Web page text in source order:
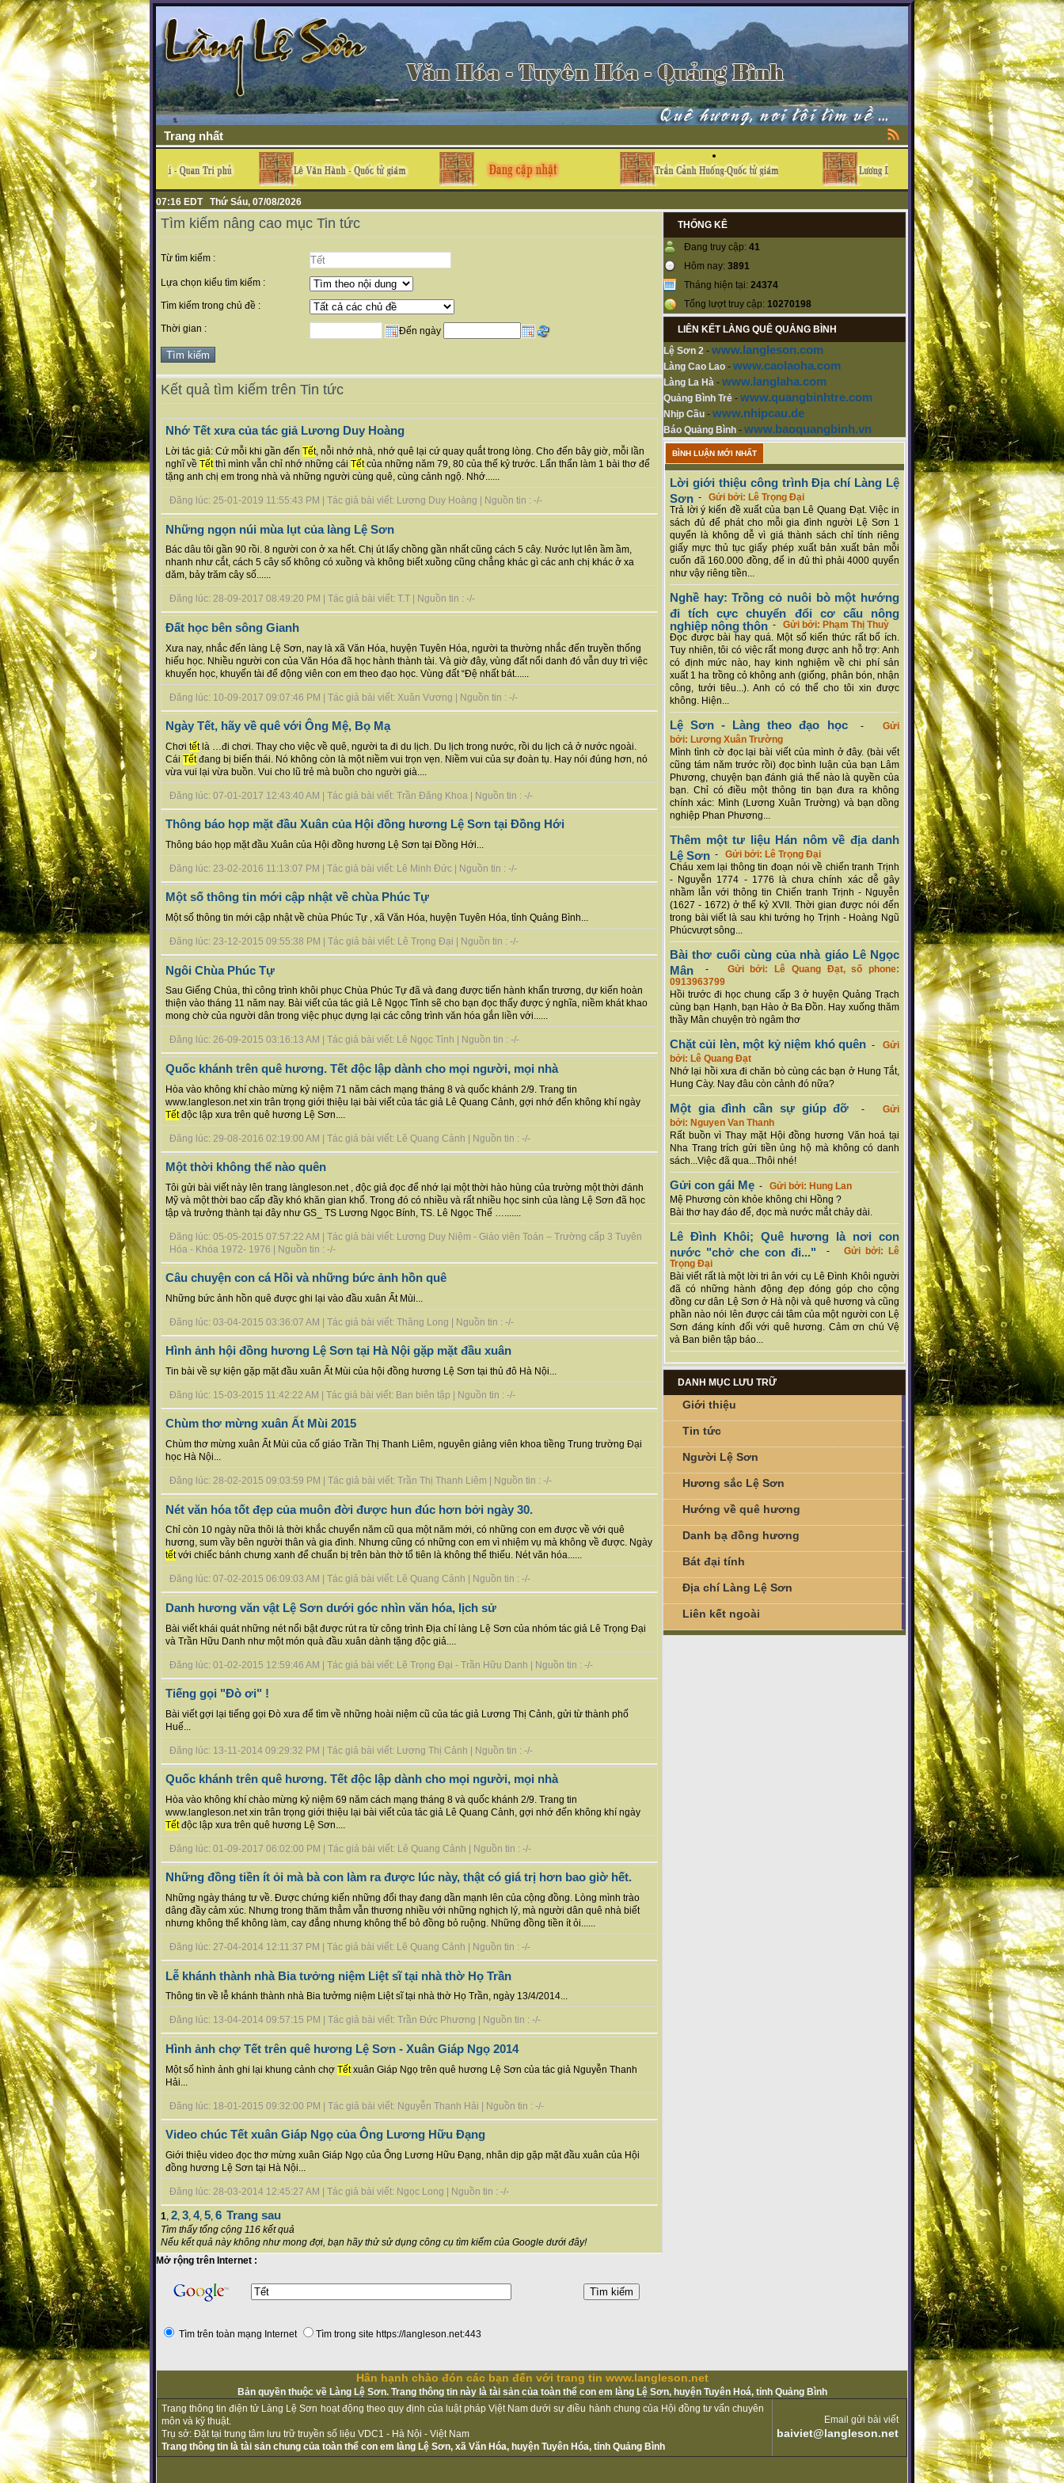
Trang nhất
07:16 EDT Thứ Sáu, 07/08/2026
Tìm kiếm nâng cao mục Tin tức
Từ tìm kiếm :
Lựa chọn kiểu tìm kiếm :
Tìm kiếm trong chủ đề :
Thời gian : Đến ngày
Kết quả tìm kiếm trên Tin tức
Nhớ Tết xưa của tác giả Lương Duy Hoàng
Lời tác giả: Cứ mỗi khi gần đến Tết, nỗi nhớ nhà, nhớ quê lại cứ quay quắt trong lòng. Cho đến bây giờ, mỗi lần
nghĩ về Tếtthì mình vẫn chỉ nhớ những cái Tếtcủa những năm 79, 80 của thế kỷ trước. Lẩn thẩn làm 1 bài thơ để
tặng anh chị em trong nhà và những người cùng quê, cùng cảnh ngộ. Nhớ......
Đăng lúc: 25-01-2019 11:55:43 PM | Tác giả bài viết: Lương Duy Hoàng | Nguồn tin : -/-
Những ngọn núi mùa lụt của làng Lệ Sơn
Bác dâu tôi gần 90 rồi. 8 người con ở xa hết. Chị út lấy chồng gần nhất cũng cách 5 cây. Nước lụt lên ầm ầm,
nhanh như cắt, cách 5 cây số không có xuồng và không biết xuồng cũng chẳng khác gì các anh chị khác ở xa
dăm, bảy trăm cây số......
Đăng lúc: 28-09-2017 08:49:20 PM | Tác giả bài viết: T.T | Nguồn tin : -/-
Đất học bên sông Gianh
Xưa nay, nhắc đến làng Lệ Sơn, nay là xã Văn Hóa, huyện Tuyên Hóa, người ta thường nhắc đến truyền thống
hiếu học. Nhiều người con của Văn Hóa đã học hành thành tài. Và giờ đây, vùng đất nổi danh đó vẫn duy trì việc
khuyến học, khuyến tài để động viên con em theo đạo học. Vùng đất “Đệ nhất bát......
Đăng lúc: 10-09-2017 09:07:46 PM | Tác giả bài viết: Xuân Vương | Nguồn tin : -/-
Ngày Tết, hãy về quê với Ông Mệ, Bọ Mạ
Chơi tết là …đi chơi. Thay cho việc về quê, người ta đi du lịch. Du lịch trong nước, rồi du lịch cả ở nước ngoài.
Cái Tết đang bị biến thái. Nó không còn là một niềm vui trọn vẹn. Niềm vui của sự đoàn tụ. Hay nói đúng hơn, nó
vừa vui lại vừa buồn. Vui cho lũ trẻ mà buồn cho người già....
Đăng lúc: 07-01-2017 12:43:40 AM | Tác giả bài viết: Trần Đăng Khoa | Nguồn tin : -/-
Thông báo họp mặt đầu Xuân của Hội đồng hương Lệ Sơn tại Đồng Hới
Thông báo họp mặt đầu Xuân của Hội đồng hương Lệ Sơn tại Đồng Hới...
Đăng lúc: 23-02-2016 11:13:07 PM | Tác giả bài viết: Lê Minh Đức | Nguồn tin : -/-
Một số thông tin mới cập nhật về chùa Phúc Tự
Một số thông tin mới cập nhật về chùa Phúc Tự , xã Văn Hóa, huyện Tuyên Hóa, tỉnh Quảng Bình...
Đăng lúc: 23-12-2015 09:55:38 PM | Tác giả bài viết: Lê Trọng Đại | Nguồn tin : -/-
Ngôi Chùa Phúc Tự
Sau Giếng Chùa, thì công trình khôi phục Chùa Phúc Tự đã và đang được tiến hành khẩn trương, dự kiến hoàn
thiện vào tháng 11 năm nay. Bài viết của tác giả Lê Ngọc Tỉnh sẽ cho bạn đọc thấy được ý nghĩa, niềm khát khao
mong chờ của người dân trong việc phục dựng lại các công trình văn hóa gắn liền với......
Đăng lúc: 26-09-2015 03:16:13 AM | Tác giả bài viết: Lê Ngọc Tỉnh | Nguồn tin : -/-
Quốc khánh trên quê hương. Tết độc lập dành cho mọi người, mọi nhà
Hòa vào không khí chào mừng kỷ niệm 71 năm cách mạng tháng 8 và quốc khánh 2/9. Trang tin
www.langleson.net xin trân trọng giới thiệu lại bài viết của tác giả Lê Quang Cảnh, gợi nhớ đến không khí ngày
Tết độc lập xưa trên quê hương Lệ Sơn....
Đăng lúc: 29-08-2016 02:19:00 AM | Tác giả bài viết: Lê Quang Cảnh | Nguồn tin : -/-
Một thời không thể nào quên
Tôi gửi bài viết này lên trang làngleson.net , độc giả đọc để nhớ lại một thời hào hùng của trường một thời đánh
Mỹ và một thời bao cấp đầy khó khăn gian khổ. Trong đó có nhiều và rất nhiều học sinh của làng Lệ Sơn đã học
tập và trưởng thành tại đây như GS_ TS Lương Ngọc Bính, TS. Lê Ngọc Thế ….......
Đăng lúc: 05-05-2015 07:57:22 AM | Tác giả bài viết: Lương Duy Niệm - Giáo viên Toán – Trường cấp 3 Tuyên
Hóa - Khóa 1972- 1976 | Nguồn tin : -/-
Câu chuyện con cá Hồi và những bức ảnh hồn quê
Những bức ảnh hồn quê được ghi lại vào đầu xuân Ất Mùi...
Đăng lúc: 03-04-2015 03:36:07 AM | Tác giả bài viết: Thăng Long | Nguồn tin : -/-
Hình ảnh hội đồng hương Lệ Sơn tại Hà Nội gặp mặt đầu xuân
Tin bài về sự kiện gặp mặt đầu xuân Ất Mùi của hội đồng hương Lệ Sơn tại thủ đô Hà Nội...
Đăng lúc: 15-03-2015 11:42:22 AM | Tác giả bài viết: Ban biên tập | Nguồn tin : -/-
Chùm thơ mừng xuân Ất Mùi 2015
Chùm thơ mừng xuân Ất Mùi của cố giáo Trần Thị Thanh Liêm, nguyên giảng viên khoa tiềng Trung trường Đại
học Hà Nội...
Đăng lúc: 28-02-2015 09:03:59 PM | Tác giả bài viết: Trần Thị Thanh Liêm | Nguồn tin : -/-
Nét văn hóa tốt đẹp của muôn đời được hun đúc hơn bởi ngày 30.
Chỉ còn 10 ngày nữa thôi là thời khắc chuyển năm cũ qua một năm mới, có những con em được về với quê
hương, sum vầy bên người thân và gia đình. Nhưng cũng có những con em vì nhiệm vụ mà không về được. Ngày
tếtvới chiếc bánh chưng xanh để chuẩn bị trên bàn thờ tổ tiên là không thể thiếu. Nét văn hóa......
Đăng lúc: 07-02-2015 06:09:03 AM | Tác giả bài viết: Lê Quang Cảnh | Nguồn tin : -/-
Danh hương văn vật Lệ Sơn dưới góc nhìn văn hóa, lịch sử
Bài viết khái quát những nét nổi bật được rút ra từ công trình Địa chí làng Lệ Sơn của nhóm tác giả Lê Trọng Đại
và Trần Hữu Danh như một món quà đầu xuân dành tặng độc giả....
Đăng lúc: 01-02-2015 12:59:46 AM | Tác giả bài viết: Lê Trọng Đại - Trần Hữu Danh | Nguồn tin : -/-
Tiếng gọi "Đò ơi" !
Bài viết gợi lại tiếng gọi Đò xưa để tìm về những hoài niệm cũ của tác giả Lương Thị Cảnh, gửi từ thành phố
Huế...
Đăng lúc: 13-11-2014 09:29:32 PM | Tác giả bài viết: Lương Thị Cảnh | Nguồn tin : -/-
Quốc khánh trên quê hương. Tết độc lập dành cho mọi người, mọi nhà
Hòa vào không khí chào mừng kỷ niệm 69 năm cách mạng tháng 8 và quốc khánh 2/9. Trang tin
www.langleson.net xin trân trọng giới thiệu lại bài viết của tác giả Lê Quang Cảnh, gợi nhớ đến không khí ngày
Tếtđộc lập xưa trên quê hương Lệ Sơn....
Đăng lúc: 01-09-2017 06:02:00 PM | Tác giả bài viết: Lê Quang Cảnh | Nguồn tin : -/-
Những đồng tiền ít ỏi mà bà con làm ra được lúc này, thật có giá trị hơn bao giờ hết.
Những ngày tháng tư về. Được chứng kiến những đổi thay đang dần mạnh lên của cộng đồng. Lòng mình trào
dâng đầy cảm xúc. Nhưng trong thăm thẳm vẫn thương nhiều với những nghịch lý, mà người dân quê nhà biết
nhưng không thể không làm, cay đắng nhưng không thể bỏ đồng bỏ ruộng. Những đồng tiền ít ỏi......
Đăng lúc: 27-04-2014 12:11:37 PM | Tác giả bài viết: Lê Quang Cảnh | Nguồn tin : -/-
Lễ khánh thành nhà Bia tưởng niệm Liệt sĩ tại nhà thờ Họ Trần
Thông tin về lễ khánh thành nhà Bia tưởmg niệm Liệt sĩ tại nhà thờ Họ Trần, ngày 13/4/2014...
Đăng lúc: 13-04-2014 09:57:15 PM | Tác giả bài viết: Trần Đức Phương | Nguồn tin : -/-
Hình ảnh chợ Tết trên quê hương Lệ Sơn - Xuân Giáp Ngọ 2014
Một số hình ảnh ghi lại khung cảnh chợ Tết xuân Giáp Ngọ trên quê hương Lệ Sơn của tác giả Nguyễn Thanh
Hải...
Đăng lúc: 18-01-2015 09:32:00 PM | Tác giả bài viết: Nguyễn Thanh Hải | Nguồn tin : -/-
Video chúc Tết xuân Giáp Ngọ của Ông Lương Hữu Đạng
Giới thiệu video đọc thơ mừng xuân Giáp Ngọ của Ông Lương Hữu Đạng, nhân dịp gặp mặt đầu xuân của Hội
đồng hương Lệ Sơn tại Hà Nội...
Đăng lúc: 28-03-2014 12:45:27 AM | Tác giả bài viết: Ngọc Long | Nguồn tin : -/-
1, 2, 3, 4, 5, 6 Trang sau
Tìm thấy tổng cộng 116 kết quả
Nếu kết quả này không như mong đợi, bạn hãy thử sử dụng công cụ tìm kiếm của Google dưới đây!
Mở rộng trên Internet :
Tìm trên toàn mạng Internet Tìm trong site https://langleson.net:443
THỐNG KÊ
Đang truy cập: 41
Hôm nay: 3891
Tháng hiện tại: 24374
Tổng lượt truy cập: 10270198
LIÊN KẾT LÀNG QUÊ QUẢNG BÌNH
Lệ Sơn 2 - www.langleson.com
Làng Cao Lao - www.caolaoha.com
Làng La Hà - www.langlaha.com
Quảng Bình Trẻ - www.quangbinhtre.com
Nhịp Cầu - www.nhipcau.de
Báo Quảng Bình - www.baoquangbinh.vn
BÌNH LUẬN MỚI NHẤT
Lời giới thiệu công trình Địa chí Làng Lệ
Sơn - Gửi bởi: Lê Trọng Đại
Trả lời ý kiến đề xuất của bạn Lê Quang Đạt. Việc in
sách đủ để phát cho mỗi gia đình người Lệ Sơn 1
quyển là không dễ vì giá thành sách chỉ tính riêng
giấy mực thủ tục giấy phép xuất bản xuất bản mỗi
cuốn đã 160.000 đồng, để in đủ thì phải 4000 quyển
như vậy riêng tiền...
Nghề hay: Trồng cỏ nuôi bò một hướng
đi tích cực chuyển đổi cơ cấu nông
nghiệp nông thôn - Gửi bởi: Phạm Thị Thuỳ
Đọc được bài hay quá. Một số kiến thức rất bổ ích.
Tuy nhiên, tôi có việc rất mong được anh hỗ trợ: Anh
có định mức nào, hay kinh nghiệm về chi phí sản
xuất 1 ha trồng cỏ không anh (giống, phân bón, nhận
công, tưới tiêu...). Anh có có thể cho tôi xin được
không. Hiện...
Lệ Sơn - Làng theo đạo học-Gửi
bởi: Lương Xuân Trường
Mình tình cờ đọc lại bài viết của mình ở đây. (bài vết
cũng tám năm trước rồi) đọc bình luận của bạn Lâm
Phương, chuyện bạn đánh giá thế nào là quyền của
bạn. Chỉ có điều một thông tin bạn đưa ra không
chính xác: Mình (Lương Xuân Trường) và bạn dồng
nghiệp Phan Phương...
Thêm một tư liệu Hán nôm về địa danh
Lệ Sơn - Gửi bởi: Lê Trọng Đại
Cháu xem lại thông tin đoạn nói về chiến tranh Trịnh
- Nguyễn 1774 - 1776 là chưa chính xác dễ gây
nhầm lẫn với thông tin Chiến tranh Trịnh - Nguyễn
(1627 - 1672) ở thế kỷ XVII. Thời gian được nói đến
trong bài viết là sau khi tướng họ Trịnh - Hoàng Ngũ
Phúcvượt sông...
Bài thơ cuối cùng của nhà giáo Lê Ngọc
Mân - Gửi bởi: Lê Quang Đạt, số phone:
0913963799
Hồi trước đi học chung cấp 3 ở huyện Quảng Trạch
cùng bạn Hạnh, bạn Hào ở Ba Đồn. Hay xuống thăm
thầy Mân chuyện trò ngâm thơ
Chặt củi lèn, một kỷ niệm khó quên-Gửi
bởi: Lê Quang Đạt
Nhớ lại hồi xưa đi chăn bò cùng các bạn ở Hung Tắt,
Hung Cày. Nay đâu còn cảnh đó nữa?
Một gia đình cần sự giúp đỡ -Gửi
bởi: Nguyen Van Thanh
Rất buồn vì Thay mặt Hội đồng hương Văn hoá tại
Nha Trang trích gửi tiền ủng hộ mà không có danh
sách...Việc đã qua...Thôi nhé!
Gửi con gái Mẹ - Gửi bởi: Hung Lan
Mệ Phương còn khỏe không chi Hồng ?
Bài thơ hay đáo để, đọc mà nước mắt chảy dài.
Lê Đình Khôi; Quê hương là nơi con
nước "chở che con đi..." - Gửi bởi: Lê
Trọng Đại
Bài viết rất là một lời tri ân với cụ Lê Đình Khôi người
đã có những hành động đẹp đóng góp cho cộng
đồng cư dân Lệ Sơn ở Hà nội và quê hương và cũng
phần nào nói lên được cái tâm của một người con Lệ
Sơn đáng kính đối với quê hương. Cảm ơn chú Vệ
và Ban biên tập báo...
DANH MỤC LƯU TRỮ
Giới thiệu
Tin tức
Người Lệ Sơn
Hương sắc Lệ Sơn
Hướng về quê hương
Danh bạ đồng hương
Bát đại tính
Địa chí Làng Lệ Sơn
Liên kết ngoài
Hân hạnh chào đón các bạn đến với trang tin www.langleson.net
Bản quyền thuộc về Làng Lệ Sơn. Trang thông tin này là tài sản của toàn thể con em làng Lệ Sơn, huyện Tuyên Hoá, tỉnh Quảng Bình
Trang thông tin điện tử Làng Lệ Sơn hoạt động theo quy định của luật pháp Vịệt Nam dưới sự điều hành chung của Hội đồng tư vấn chuyên
môn và kỹ thuật.
Trụ sở: Đặt tại trung tâm lưu trữ truyền số liệu VDC1 - Hà Nội - Việt Nam
Trang thông tin là tài sản chung của toàn thể con em làng Lệ Sơn, xã Văn Hóa, huyện Tuyên Hóa, tỉnh Quảng Bình
Email gửi bài viết
baiviet@langleson.net